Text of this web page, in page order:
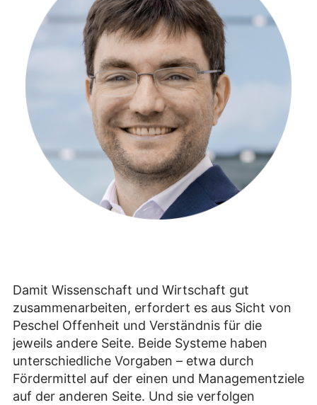
Damit Wissenschaft und Wirtschaft gut
zusammenarbeiten, erfordert es aus Sicht von
Peschel Offenheit und Verständnis für die
jeweils andere Seite. Beide Systeme haben
unterschiedliche Vorgaben – etwa durch
Fördermittel auf der einen und Managementziele
auf der anderen Seite. Und sie verfolgen